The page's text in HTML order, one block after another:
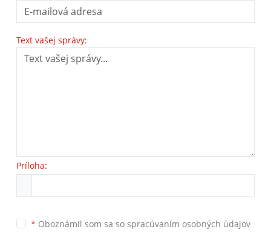
Text vašej správy:
Príloha:
* Oboznámil som sa so spracúvaním osobných údajov